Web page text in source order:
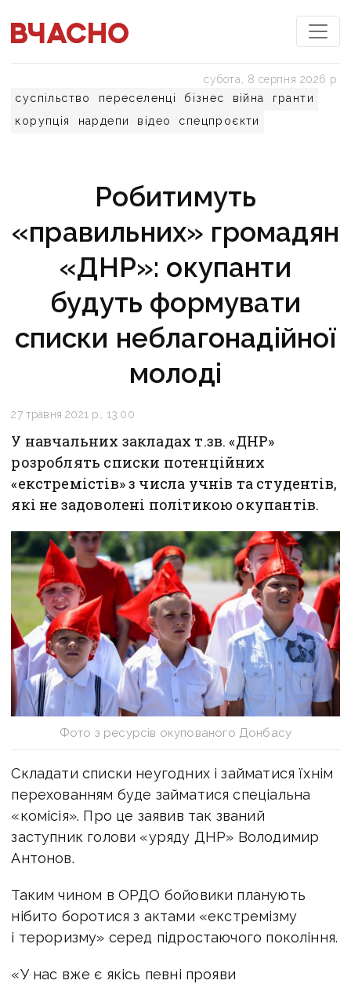
суспільство переселенці бізнес війна
гранти
корупція
нардепи відео спецпроєкти
субота, 8 серпня 2026 р.
Робитимуть
«правильних» громадян
«ДНР»: окупанти
будуть формувати
списки неблагонадійної
молоді
27 травня 2021 р., 13:00
У навчальних закладах т.зв. «ДНР»
розроблять списки потенційних
«екстремістів» з числа учнів та студентів,
які не задоволені політикою окупантів.
Фото з ресурсів окупованого Донбасу
Складати списки неугодних і займатися їхнім
перехованням буде займатися спеціальна
«комісія». Про це заявив так званий
заступник голови «уряду ДНР» Володимир
Антонов.
Таким чином в ОРДО бойовики планують
нібито боротися з актами «екстремізму
і тероризму» серед підростаючого покоління.
«У нас вже є якісь певні прояви